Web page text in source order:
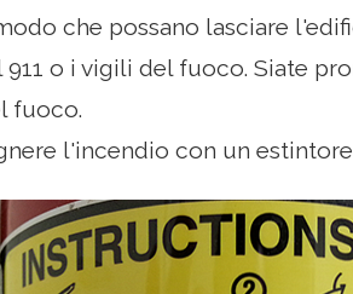
che possano lasciare
911 o i vigili del fuoco. Siate
fuoco.
l'incendio con un